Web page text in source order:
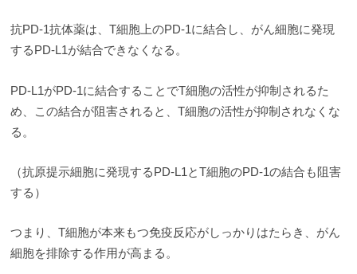
抗PD-1抗体薬は、T細胞上のPD-1に結合し、がん細胞に発現
するPD-L1が結合できなくなる。
PD-L1がPD-1に結合することでT細胞の活性が抑制されるた
め、この結合が阻害されると、T細胞の活性が抑制されなくな
る。
（抗原提示細胞に発現するPD-L1とT細胞のPD-1の結合も阻害
する）
つまり、T細胞が本来もつ免疫反応がしっかりはたらき、がん
細胞を排除する作用が高まる。